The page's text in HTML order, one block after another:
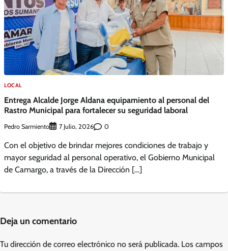
LOCAL
Entrega Alcalde Jorge Aldana equipamiento al personal del
Rastro Municipal para fortalecer su seguridad laboral
Pedro Sarmiento 7 Julio, 2026 0
Con el objetivo de brindar mejores condiciones de trabajo y
mayor seguridad al personal operativo, el Gobierno Municipal
de Camargo, a través de la Dirección […]
Deja un comentario
Tu dirección de correo electrónico no será publicada. Los campos